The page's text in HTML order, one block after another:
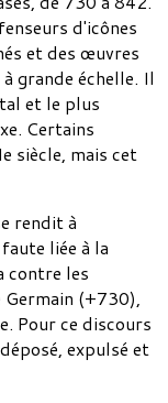
d'icônes
et des œuvres
grande échelle. Il
et le plus
Certains
siècle, mais cet
rendit à
liée à la
contre les
Germain (+730),
Pour ce discours
expulsé et